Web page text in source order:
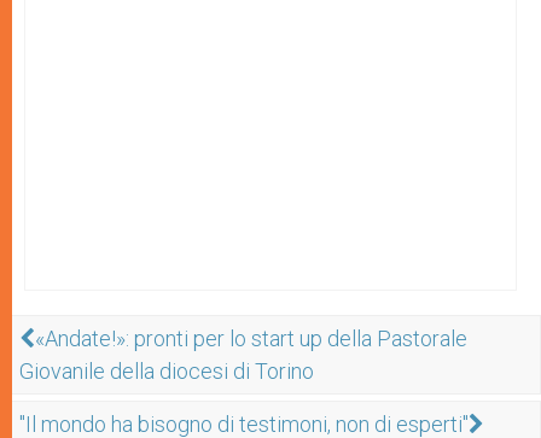
«Andate!»: pronti per lo start up della Pastorale
Giovanile della diocesi di Torino
"Il mondo ha bisogno di testimoni, non di esperti"